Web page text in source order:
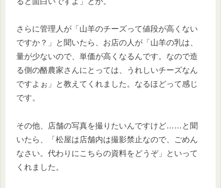
さらに管理人が「山羊のチーズって値段が高くない
ですか？」と聞いたら、お店の人が「山羊の乳は、
量が少ないので、単価が高くなるんです。なので造
る側の酪農家さんにとっては、うれしいチーズなん
ですよぉ」と教えてくれました。なるほどって感じ
です。
その他、店舗の写真を撮りたいんですけど……と聞
いたら、「松屋は店舗内は撮影禁止なので、ごめん
なさい。代わりにこちらの資料をどうぞ」といって
くれました。